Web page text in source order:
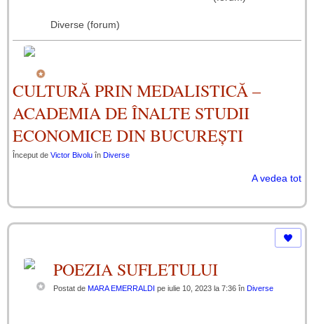
Diverse (forum)
CULTURĂ PRIN MEDALISTICĂ –
ACADEMIA DE ÎNALTE STUDII
ECONOMICE DIN BUCUREȘTI
Început de Victor Bivolu în Diverse
A vedea tot
POEZIA SUFLETULUI
Postat de MARA EMERRALDI pe iulie 10, 2023 la 7:36 în Diverse